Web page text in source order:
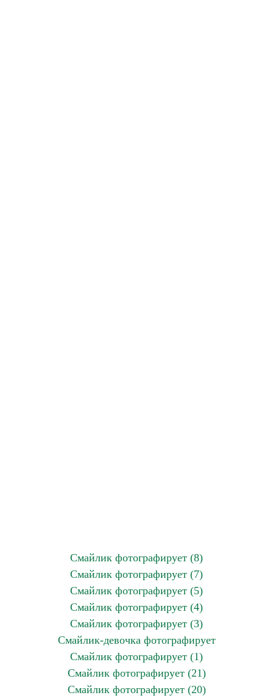
Смайлик фотографирует (8)
Смайлик фотографирует (7)
Смайлик фотографирует (5)
Смайлик фотографирует (4)
Смайлик фотографирует (3)
Смайлик-девочка фотографирует
Смайлик фотографирует (1)
Смайлик фотографирует (21)
Смайлик фотографирует (20)